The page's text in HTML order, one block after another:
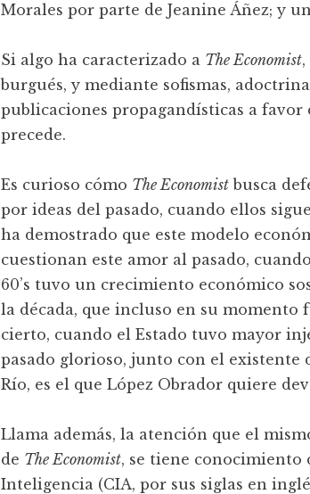
Morales por parte de Jeanine Áñez; y
Si algo ha caracterizado a The Economist
burgués, y mediante sofismas,
publicaciones propagandísticas a
precede.
Es curioso cómo The Economist busca
por ideas del pasado, cuando ellos
ha demostrado que este modelo
cuestionan este amor al pasado,
60’s tuvo un crecimiento económico
la década, que incluso en su
cierto, cuando el Estado tuvo mayor
pasado glorioso, junto con el existente
Río, es el que López Obrador quiere
Llama además, la atención que el
de The Economist, se tiene conocimiento
Inteligencia (CIA, por sus siglas en